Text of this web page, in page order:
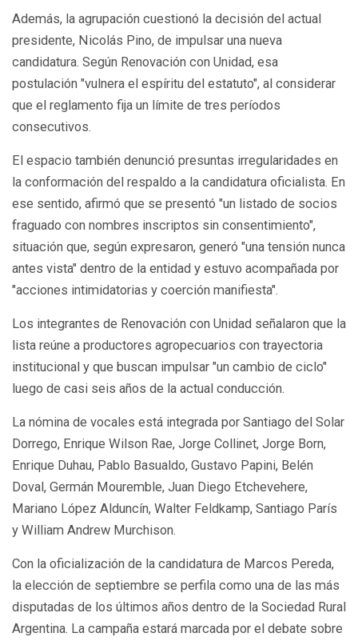
Además, la agrupación cuestionó la decisión del actual
presidente, Nicolás Pino, de impulsar una nueva
candidatura. Según Renovación con Unidad, esa
postulación "vulnera el espíritu del estatuto", al considerar
que el reglamento fija un límite de tres períodos
consecutivos.
El espacio también denunció presuntas irregularidades en
la conformación del respaldo a la candidatura oficialista. En
ese sentido, afirmó que se presentó "un listado de socios
fraguado con nombres inscriptos sin consentimiento",
situación que, según expresaron, generó "una tensión nunca
antes vista" dentro de la entidad y estuvo acompañada por
"acciones intimidatorias y coerción manifiesta".
Los integrantes de Renovación con Unidad señalaron que la
lista reúne a productores agropecuarios con trayectoria
institucional y que buscan impulsar "un cambio de ciclo"
luego de casi seis años de la actual conducción.
La nómina de vocales está integrada por Santiago del Solar
Dorrego, Enrique Wilson Rae, Jorge Collinet, Jorge Born,
Enrique Duhau, Pablo Basualdo, Gustavo Papini, Belén
Doval, Germán Mouremble, Juan Diego Etchevehere,
Mariano López Alduncín, Walter Feldkamp, Santiago París
y William Andrew Murchison.
Con la oficialización de la candidatura de Marcos Pereda,
la elección de septiembre se perfila como una de las más
disputadas de los últimos años dentro de la Sociedad Rural
Argentina. La campaña estará marcada por el debate sobre